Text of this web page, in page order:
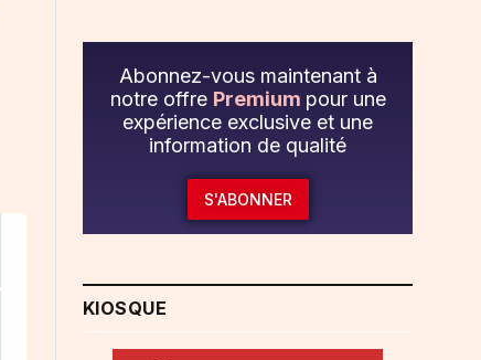
Abonnez-vous maintenant à
notre offre Premium pour une
expérience exclusive et une
information de qualité
S'ABONNER
KIOSQUE